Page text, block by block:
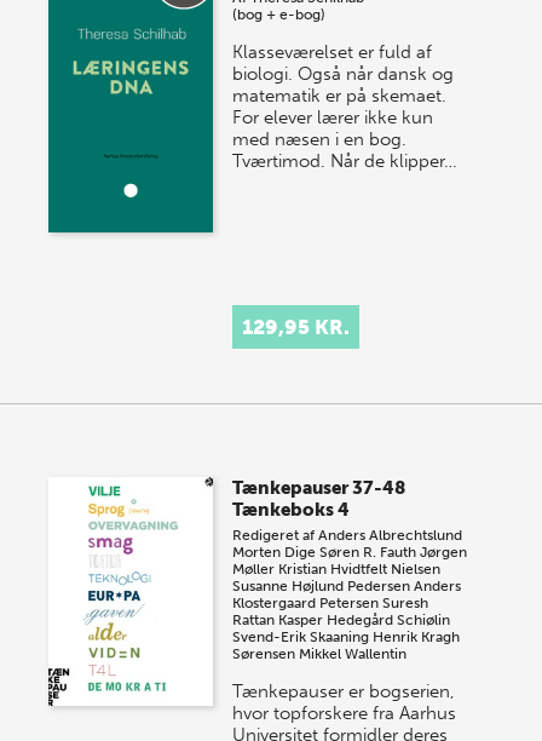
(bog + e-bog)
Klasseværelset er fuld af
biologi. Også når dansk og
matematik er på skemaet.
For elever lærer ikke kun
med næsen i en bog.
Tværtimod. Når de klipper…
129,95 KR.
Tænkepauser 37-48
Tænkeboks 4
Redigeret afAnders Albrechtslund
Morten Dige Søren R. Fauth Jørgen
Møller Kristian Hvidtfelt Nielsen
Susanne Højlund Pedersen Anders
Klostergaard Petersen Suresh
Rattan Kasper Hedegård Schiølin
Svend-Erik Skaaning Henrik Kragh
Sørensen Mikkel Wallentin
Tænkepauser er bogserien,
hvor topforskere fra Aarhus
Universitet formidler deres